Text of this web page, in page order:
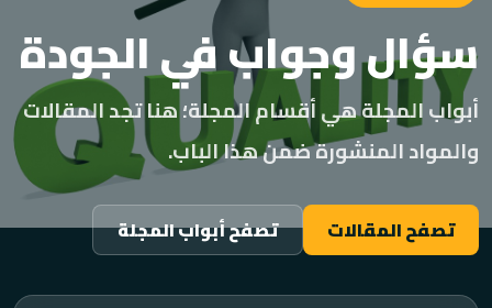
سؤال وجواب في الجودة
أبواب المجلة هي أقسام المجلة؛ هنا تجد المقالات
والمواد المنشورة ضمن هذا الباب.
تصفح المقالات تصفح أبواب المجلة